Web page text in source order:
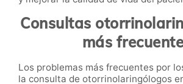
Consultas
más
Los problemas más frecuentes por
la consulta de otorrinolaringólogos